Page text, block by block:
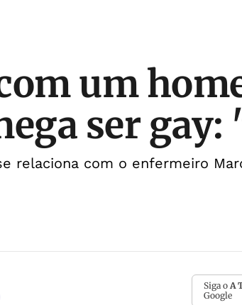
um
ser
relaciona com o enfermeiro
Siga o A
Google